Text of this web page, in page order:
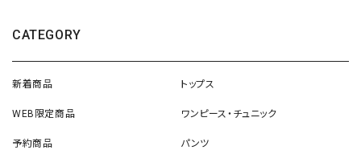
CATEGORY
新着商品
WEB限定商品
予約商品
トップス
ワンピース・チュニック
パンツ